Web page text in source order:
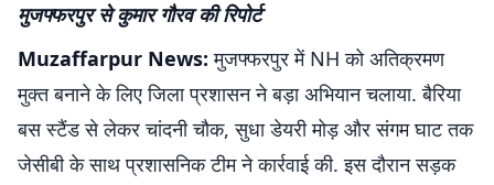
मुजफ्फरपुर से कुमार गौरव की रिपोर्ट
Muzaffarpur News:मुजफ्फरपुर में NH को अतिक्रमण
मुक्त बनाने के लिए जिला प्रशासन ने बड़ा अभियान चलाया. बैरिया
बस स्टैंड से लेकर चांदनी चौक, सुधा डेयरी मोड़ और संगम घाट तक
जेसीबी के साथ प्रशासनिक टीम ने कार्रवाई की. इस दौरान सड़क